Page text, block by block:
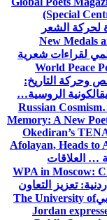
(Special
لحركة الشعر
New Medals
لقراءات شعرية
World Peace
وحركة التاريخ:
الكونية الروسية…
Russian
Memory: A New
Okediran’s
Afolayan, Heads to
… العلاقات
WPA in Moscow:
تعزيز التعاون
The University of
Jordan